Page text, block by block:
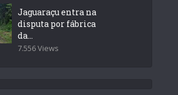
Jaguaraçu entra na
disputa por fábrica
da...
7.556 Views